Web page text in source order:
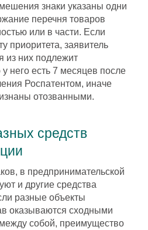
знаки указаны одни
перечня товаров
или в части. Если
приоритета, заявитель
из них подлежит
него есть 7 месяцев после
Роспатентом, иначе
отозванными.
средств
в предпринимательской
и другие средства
разные объекты
оказываются сходными
собой, преимущество